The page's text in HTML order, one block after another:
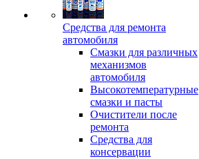
Средства для ремонта
автомобиля
Смазки для различных
механизмов
автомобиля
Высокотемпературные
смазки и пасты
Очистители после
ремонта
Средства для
консервации